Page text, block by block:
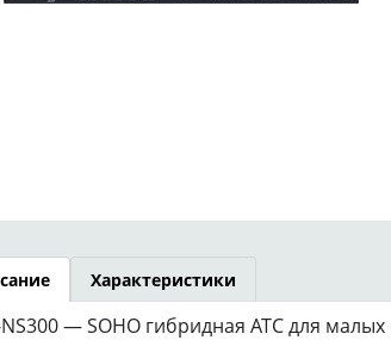
Характеристики
— SOHO гибридная АТС для